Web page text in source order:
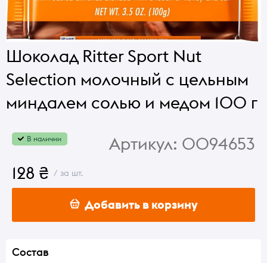
Шоколад Ritter Sport Nut
Selection молочный с цельным
миндалем солью и медом 100 г
В наличии Артикул: 0094653
128 ₴ / за шт.
Добавить в корзину
Состав